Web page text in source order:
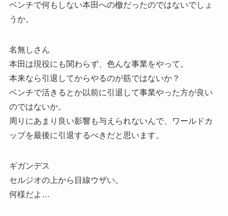
ベンチで何もしない本田への檄だったのではないでしょ
うか。
名無しさん
本田は現役にも関わらず、色んな事業をやって。
本来なら引退してからやるのが筋ではないか？
ベンチで活きるとか以前に引退して事業やった方が良い
のではないか。
周りにあまり良い影響も与えられないんで、ワールドカ
ップを最後に引退するべきだと思います。
ギガンデス
セルジオの上から目線ウザい。
何様だよ…